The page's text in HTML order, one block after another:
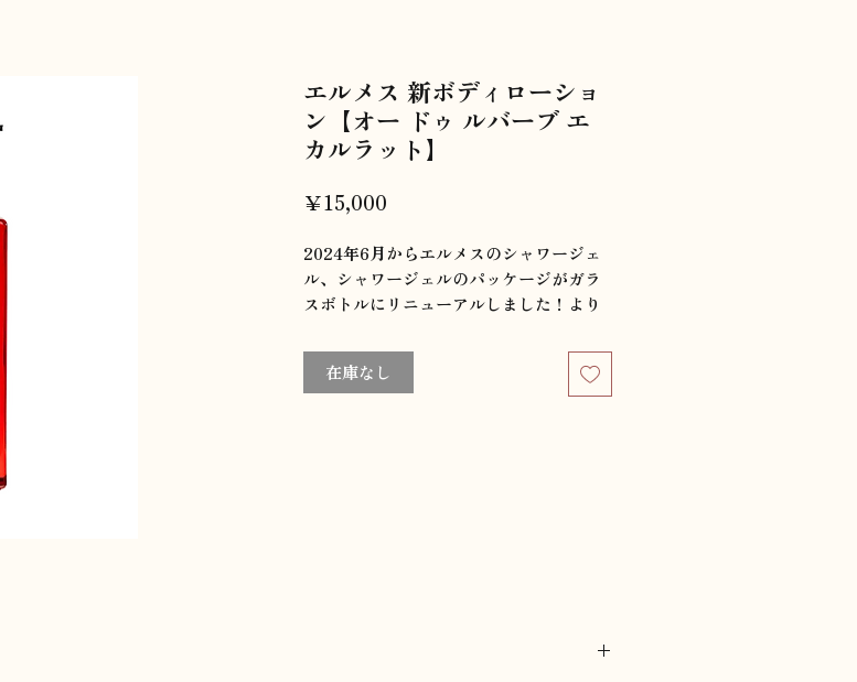
エルメス 新ボディローショ
ン【オー ドゥ ルバーブ エ
カルラット】
￥15,000
2024年6月からエルメスのシャワージェ
ル、シャワージェルのパッケージがガラ
スボトルにリニューアルしました！より
♪
在庫なし